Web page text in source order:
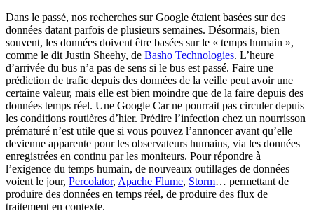
Dans le passé, nos recherches sur Google étaient basées sur des
données datant parfois de plusieurs semaines. Désormais, bien
souvent, les données doivent être basées sur le « temps humain »,
comme le dit Justin Sheehy, de Basho Technologies. L’heure
d’arrivée du bus n’a pas de sens si le bus est passé. Faire une
prédiction de trafic depuis des données de la veille peut avoir une
certaine valeur, mais elle est bien moindre que de la faire depuis des
données temps réel. Une Google Car ne pourrait pas circuler depuis
les conditions routières d’hier. Prédire l’infection chez un nourrisson
prématuré n’est utile que si vous pouvez l’annoncer avant qu’elle
devienne apparente pour les observateurs humains, via les données
enregistrées en continu par les moniteurs. Pour répondre à
l’exigence du temps humain, de nouveaux outillages de données
voient le jour, Percolator, Apache Flume, Storm… permettant de
produire des données en temps réel, de produire des flux de
traitement en contexte.